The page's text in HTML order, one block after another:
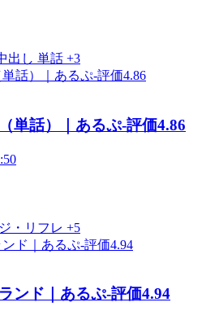
出し 単話 +3
単話）｜あるぷ-評価4.86
・リフレ +5
ンド｜あるぷ-評価4.94